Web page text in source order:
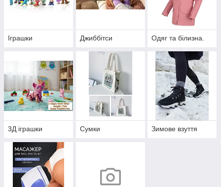
Іграшки Джиббітси Одяг та білизна.
3Д іграшки Сумки Зимове взуття